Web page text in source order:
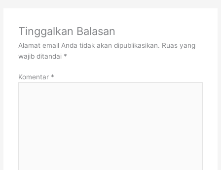
Tinggalkan Balasan
Alamat email Anda tidak akan dipublikasikan. Ruas yang
wajib ditandai *
Komentar *